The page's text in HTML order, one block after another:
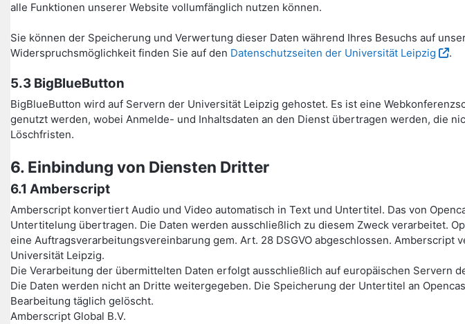
alle Funktionen unserer Website vollumfänglich nutzen können.
Sie können der Speicherung und Verwertung dieser Daten während Ihres Besuchs auf
Widerspruchsmöglichkeit finden Sie auf den Datenschutzseiten der Universität Leipzig .
5.3 BigBlueButton
BigBlueButton wird auf Servern der Universität Leipzig gehostet. Es ist eine
genutzt werden, wobei Anmelde- und Inhaltsdaten an den Dienst übertragen werden, die
Löschfristen.
6. Einbindung von Diensten Dritter
6.1 Amberscript
Amberscript konvertiert Audio und Video automatisch in Text und Untertitel. Das von
Untertitelung übertragen. Die Daten werden ausschließlich zu diesem Zweck verarbeitet.
eine Auftragsverarbeitungsvereinbarung gem. Art. 28 DSGVO abgeschlossen.
Universität Leipzig.
Die Verarbeitung der übermittelten Daten erfolgt ausschließlich auf europäischen Servern
Die Daten werden nicht an Dritte weitergegeben. Die Speicherung der Untertitel an
Bearbeitung täglich gelöscht.
Amberscript Global B.V.